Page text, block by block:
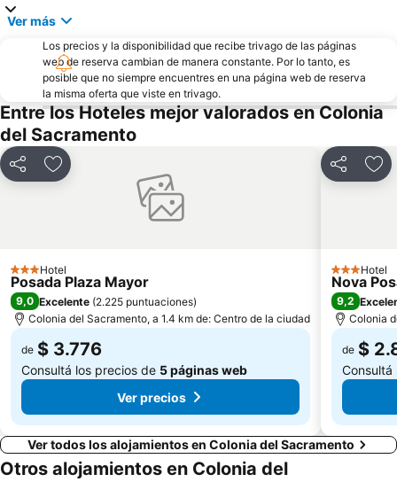
Ver más
Los precios y la disponibilidad que recibe trivago de las páginas
web de reserva cambian de manera constante. Por lo tanto, es
posible que no siempre encuentres en una página web de reserva
la misma oferta que viste en trivago.
Entre los Hoteles mejor valorados en Colonia
del Sacramento
CompartirAñadir a favoritos
3 Estrellas
Hotel
Posada Plaza Mayor
9,0 Excelente (2.225 puntuaciones)
Colonia del Sacramento, a 1.4 km de: Centro de la ciudad
de $ 3.776
Consultá los precios de 5 páginas web
Ver precios
Compartir
3 Estrellas
Hotel
Nova
9,2
Colonia
de $
Ver todos los alojamientos en Colonia del Sacramento
Otros alojamientos en Colonia del